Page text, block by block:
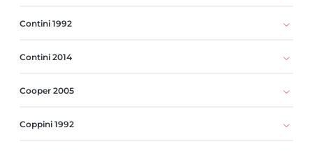
Contini 1992
Contini 2014
Cooper 2005
Coppini 1992